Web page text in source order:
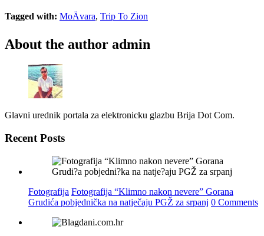
Tagged with: MoÄvara, Trip To Zion
About the author admin
Glavni urednik portala za elektronicku glazbu Brija Dot Com.
Recent Posts
Fotografija Fotografija “Klimno nakon nevere” Gorana
Grudića pobjednička na natječaju PGŽ za srpanj 0 Comments